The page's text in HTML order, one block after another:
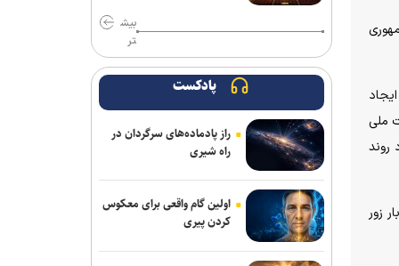
ملی
روند
زور
قشقاوی: آمریکا یک هفته پس از تفاهم
نظرسنجی رویترز: آمریکایی‌ها نگران
پیامد‌های جنگ با ایران و افزایش قیمت
پاکستان: خواهان جنگ با افغانستان
نیستیم؛ طالبان باید حمایت از تروریسم را
متوقف کند
افزایش مهاجرت نخبگان از اراضی اشغالی؛
زیان میلیاردی برای رژیم صهیونیستی
بیش
تر
پادکست
راز پادماده‌های سرگردان در
راه شیری
اولین گام واقعی برای معکوس
کردن پیری